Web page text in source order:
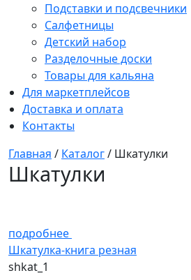
Подставки и подсвечники
Салфетницы
Детский набор
Разделочные доски
Товары для кальяна
Для маркетплейсов
Доставка и оплата
Контакты
Главная / Каталог/ Шкатулки
Шкатулки
подробнее
Шкатулка-книга резная
shkat_1